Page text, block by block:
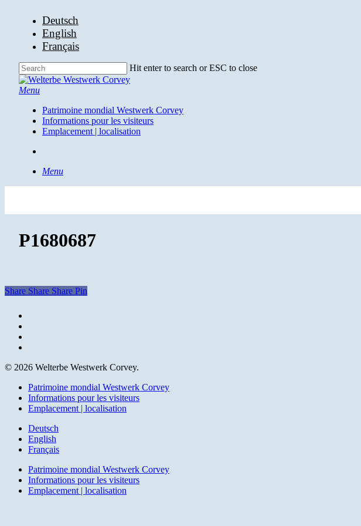
Deutsch
English
Français
Hit enter to search or ESC to close
Close
Search
search
Menu
Patrimoine mondial Westwerk Corvey
Informations pour les visiteurs
Emplacement | localisation
Menu
P1680687
Share Share Share Pin
© 2026 Welterbe Westwerk Corvey.
Close
Menu
Patrimoine mondial Westwerk Corvey
Informations pour les visiteurs
Emplacement | localisation
Deutsch
English
Français
Patrimoine mondial Westwerk Corvey
Informations pour les visiteurs
Emplacement | localisation